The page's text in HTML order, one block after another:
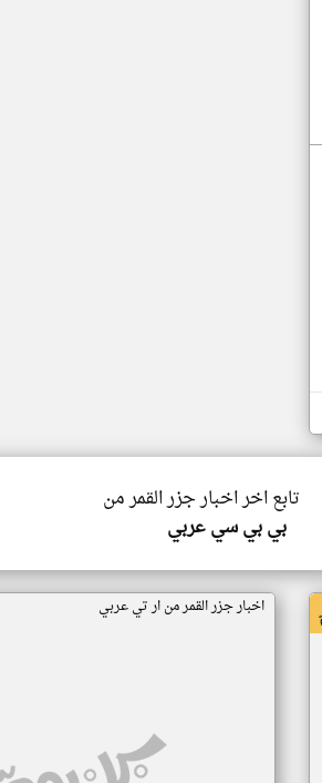
تابع اخر اخبار جزر القمر من
بي بي سي عربي
اخبار جزر القمر من ار تي عربي